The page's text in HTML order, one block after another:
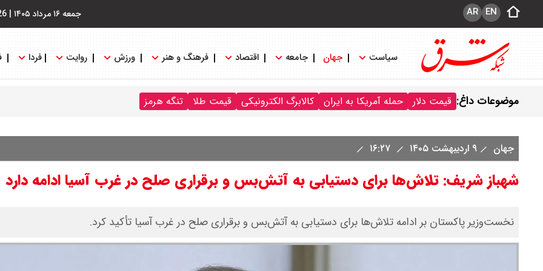
جمعه ۱۶ مرداد ۱۴۰۵ | EN
AR
سیاست جهان جامعه اقتصاد فرهنگ و هنر ورزش روایت فردا
موضوعات داغ: قیمت دلار حمله آمریکا به ایران کالابرگ الکترونیکی قیمت طلا تنگه هرمز
جهان ۹ اردیبهشت ۱۴۰۵
شهباز شریف: تلاش‌ها برای دستیابی به آتش‌بس و برقراری صلح در غرب آسیا ادامه دارد
نخست‌وزیر پاکستان بر ادامه تلاش‌ها برای دستیابی به آتش‌بس و برقراری صلح در غرب آسیا تأکید کرد.